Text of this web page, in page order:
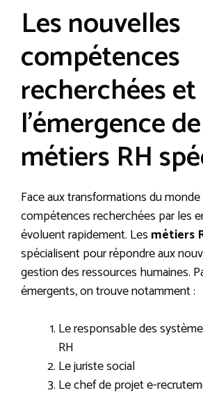
Les nouvelles
compétences
recherchées et
l’émergence de
métiers RH
Face aux transformations du
compétences recherchées par les
évoluent rapidement. Les métiers
spécialisent pour répondre aux
gestion des ressources humaines.
émergents, on trouve notamment :
Le responsable des
RH
Le juriste social
Le chef de projet e-